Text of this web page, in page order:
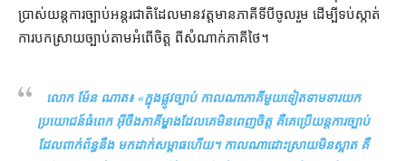
ប្រាស់​យន្តការ​ច្បាប់​អន្តរជាតិ​ដែល​មាន​វត្តមាន​ភាគី​ទី​បី​ចូលរួម ដើម្បី​ទប់ស្កាត់​
ការ​បកស្រាយ​ច្បាប់​តាម​អំពើ​ចិត្ត ពី​សំណាក់​ភាគី​ថៃ។
លោក ម៉ែន ណាត៖ «ក្នុង​ផ្លូវច្បាប់ កាលណា​ភាគី​មួយទៀត​ទាមទារ​យក​
ប្រយោជន៍​ធំ​ពេក អ៊ីចឹង​ភាគី​ម្ខាង​ដែល​គេ​មិន​ពេញចិត្ត គឺ​គេ​ប្រើ​យន្តការ​ច្បាប់​
ដែល​ពាក់ព័ន្ធ​នឹង មក​ដាក់​សម្ពាធ​ហើយ​។ កាលណា​ដោះស្រាយ​មិន​ស្អាត គឺ​